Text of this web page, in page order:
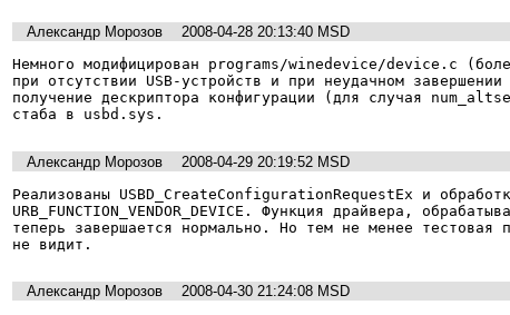
Александр Морозов
2008-04-28 20:13:40 MSD
Немного модифицирован programs/winedevice/device.c
при отсутствии USB-устройств и при неудачном
получение дескриптора конфигурации (для случая
Александр Морозов
2008-04-29 20:19:52 MSD
Реализованы USBD_CreateConfigurationRequestEx и
URB_FUNCTION_VENDOR_DEVICE. Функция драйвера,
теперь завершается нормально. Но тем не менее тестовая
Александр Морозов
2008-04-30 21:24:08 MSD